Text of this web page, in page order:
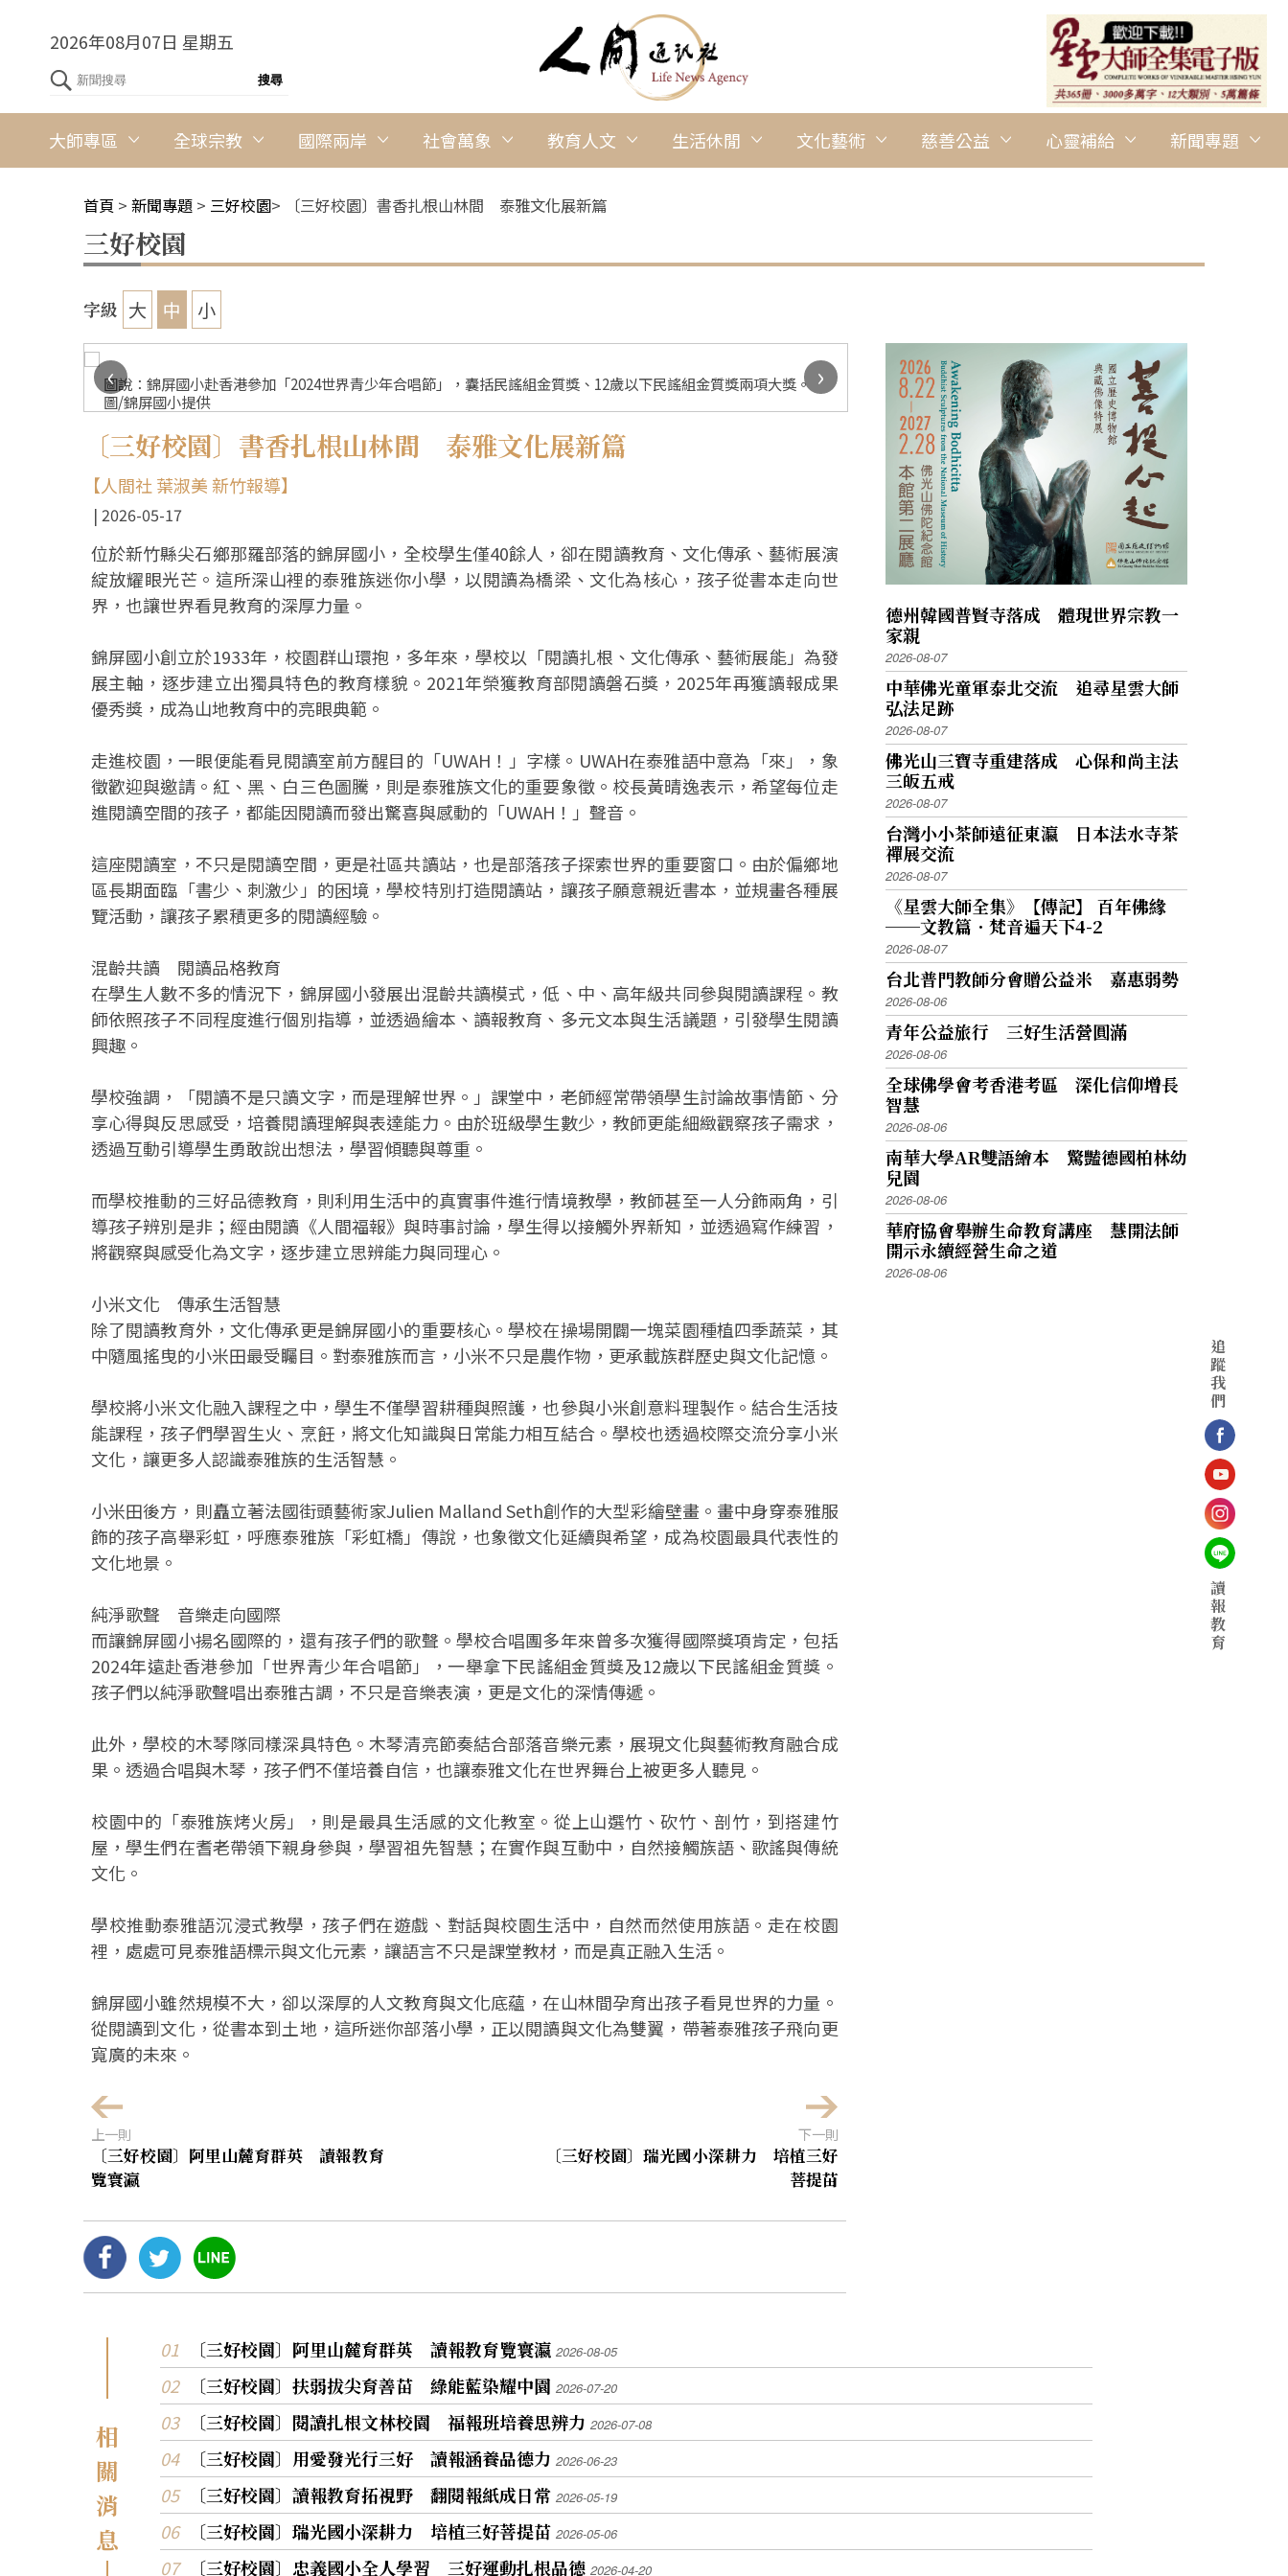
2026年08月07日 星期五
大師專區 全球宗教 國際兩岸 社會萬象 教育人文 生活休閒 文化藝術 慈善公益 心靈補給 新聞專題
首頁 > 新聞專題 > 三好校園> 〔三好校園〕書香扎根山林間 泰雅文化展新篇
三好校園
字級 大 中 小
圖說：錦屏國小赴香港參加「2024世界青少年合唱節」，囊括民謠組金質獎、12歲以下民謠組金質獎兩項大獎。
圖/錦屏國小提供
圖說：孩子們的歌聲，讓錦屏國小揚名國際。 圖/錦屏國小提供
‹
›
〔三好校園〕書香扎根山林間 泰雅文化展新篇
【人間社 葉淑美 新竹報導】
2026-05-17
位於新竹縣尖石鄉那羅部落的錦屏國小，全校學生僅40餘人，卻在閱讀教育、文化傳承、藝術展演
綻放耀眼光芒。這所深山裡的泰雅族迷你小學，以閱讀為橋梁、文化為核心，孩子從書本走向世
界，也讓世界看見教育的深厚力量。
錦屏國小創立於1933年，校園群山環抱，多年來，學校以「閱讀扎根、文化傳承、藝術展能」為發
展主軸，逐步建立出獨具特色的教育樣貌。2021年榮獲教育部閱讀磐石獎，2025年再獲讀報成果
優秀獎，成為山地教育中的亮眼典範。
走進校園，一眼便能看見閱讀室前方醒目的「UWAH！」字樣。UWAH在泰雅語中意為「來」，象
徵歡迎與邀請。紅、黑、白三色圖騰，則是泰雅族文化的重要象徵。校長黃晴逸表示，希望每位走
進閱讀空間的孩子，都能因閱讀而發出驚喜與感動的「UWAH！」聲音。
這座閱讀室，不只是閱讀空間，更是社區共讀站，也是部落孩子探索世界的重要窗口。由於偏鄉地
區長期面臨「書少、刺激少」的困境，學校特別打造閱讀站，讓孩子願意親近書本，並規畫各種展
覽活動，讓孩子累積更多的閱讀經驗。
混齡共讀 閱讀品格教育
在學生人數不多的情況下，錦屏國小發展出混齡共讀模式，低、中、高年級共同參與閱讀課程。教
師依照孩子不同程度進行個別指導，並透過繪本、讀報教育、多元文本與生活議題，引發學生閱讀
興趣。
學校強調，「閱讀不是只讀文字，而是理解世界。」課堂中，老師經常帶領學生討論故事情節、分
享心得與反思感受，培養閱讀理解與表達能力。由於班級學生數少，教師更能細緻觀察孩子需求，
透過互動引導學生勇敢說出想法，學習傾聽與尊重。
而學校推動的三好品德教育，則利用生活中的真實事件進行情境教學，教師甚至一人分飾兩角，引
導孩子辨別是非；經由閱讀《人間福報》與時事討論，學生得以接觸外界新知，並透過寫作練習，
將觀察與感受化為文字，逐步建立思辨能力與同理心。
小米文化 傳承生活智慧
除了閱讀教育外，文化傳承更是錦屏國小的重要核心。學校在操場開闢一塊菜園種植四季蔬菜，其
中隨風搖曳的小米田最受矚目。對泰雅族而言，小米不只是農作物，更承載族群歷史與文化記憶。
學校將小米文化融入課程之中，學生不僅學習耕種與照護，也參與小米創意料理製作。結合生活技
能課程，孩子們學習生火、烹飪，將文化知識與日常能力相互結合。學校也透過校際交流分享小米
文化，讓更多人認識泰雅族的生活智慧。
小米田後方，則矗立著法國街頭藝術家Julien Malland Seth創作的大型彩繪壁畫。畫中身穿泰雅服
飾的孩子高舉彩虹，呼應泰雅族「彩虹橋」傳說，也象徵文化延續與希望，成為校園最具代表性的
文化地景。
純淨歌聲 音樂走向國際
而讓錦屏國小揚名國際的，還有孩子們的歌聲。學校合唱團多年來曾多次獲得國際獎項肯定，包括
2024年遠赴香港參加「世界青少年合唱節」，一舉拿下民謠組金質獎及12歲以下民謠組金質獎。
孩子們以純淨歌聲唱出泰雅古調，不只是音樂表演，更是文化的深情傳遞。
此外，學校的木琴隊同樣深具特色。木琴清亮節奏結合部落音樂元素，展現文化與藝術教育融合成
果。透過合唱與木琴，孩子們不僅培養自信，也讓泰雅文化在世界舞台上被更多人聽見。
校園中的「泰雅族烤火房」，則是最具生活感的文化教室。從上山選竹、砍竹、剖竹，到搭建竹
屋，學生們在耆老帶領下親身參與，學習祖先智慧；在實作與互動中，自然接觸族語、歌謠與傳統
文化。
學校推動泰雅語沉浸式教學，孩子們在遊戲、對話與校園生活中，自然而然使用族語。走在校園
裡，處處可見泰雅語標示與文化元素，讓語言不只是課堂教材，而是真正融入生活。
錦屏國小雖然規模不大，卻以深厚的人文教育與文化底蘊，在山林間孕育出孩子看見世界的力量。
從閱讀到文化，從書本到土地，這所迷你部落小學，正以閱讀與文化為雙翼，帶著泰雅孩子飛向更
寬廣的未來。
上一則
〔三好校園〕阿里山麓育群英 讀報教育
覽寰瀛
下一則
〔三好校園〕瑞光國小深耕力 培植三好
菩提苗
德州韓國普賢寺落成 體現世界宗教一
家親
2026-08-07
中華佛光童軍泰北交流 追尋星雲大師
弘法足跡
2026-08-07
佛光山三寶寺重建落成 心保和尚主法
三皈五戒
2026-08-07
台灣小小茶師遠征東瀛 日本法水寺茶
禪展交流
2026-08-07
《星雲大師全集》【傳記】 百年佛緣
──文教篇．梵音遍天下4-2
2026-08-07
台北普門教師分會贈公益米 嘉惠弱勢
2026-08-06
青年公益旅行 三好生活營圓滿
2026-08-06
全球佛學會考香港考區 深化信仰增長
智慧
2026-08-06
南華大學AR雙語繪本 驚豔德國柏林幼
兒園
2026-08-06
華府協會舉辦生命教育講座 慧開法師
開示永續經營生命之道
2026-08-06
相
關
消
息
〔三好校園〕阿里山麓育群英 讀報教育覽寰瀛 2026-08-05
〔三好校園〕扶弱拔尖育善苗 綠能藍染耀中園 2026-07-20
〔三好校園〕閱讀扎根文林校園 福報班培養思辨力 2026-07-08
〔三好校園〕用愛發光行三好 讀報涵養品德力 2026-06-23
〔三好校園〕讀報教育拓視野 翻閱報紙成日常 2026-05-19
〔三好校園〕瑞光國小深耕力 培植三好菩提苗 2026-05-06
〔三好校園〕忠義國小全人學習 三好運動扎根品德 2026-04-20
追
蹤
我
們
讀
報
教
育